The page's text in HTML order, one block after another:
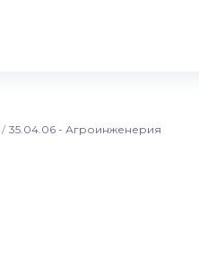
35.04.06 - Агроинженерия